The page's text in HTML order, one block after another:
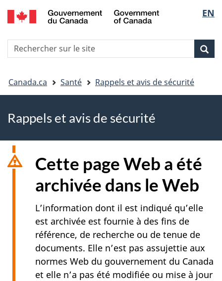
Skip
to
Skip
to
Passer
à
HTML
de
la
EN
Recherche
Vous
êtes
ici
Canada.ca Santé Rappels et avis de sécurité
Rappels et avis de sécurité
Cette page Web a été
archivée dans le Web
L’information dont il est indiqué qu’elle
est archivée est fournie à des fins de
référence, de recherche ou de tenue de
documents. Elle n’est pas assujettie aux
normes Web du gouvernement du Canada
et elle n’a pas été modifiée ou mise à jour